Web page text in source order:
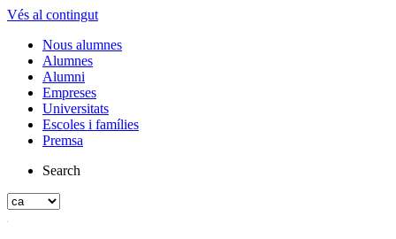
Vés al contingut
Nous alumnes
Alumnes
Alumni
Empreses
Universitats
Escoles i famílies
Premsa
Search